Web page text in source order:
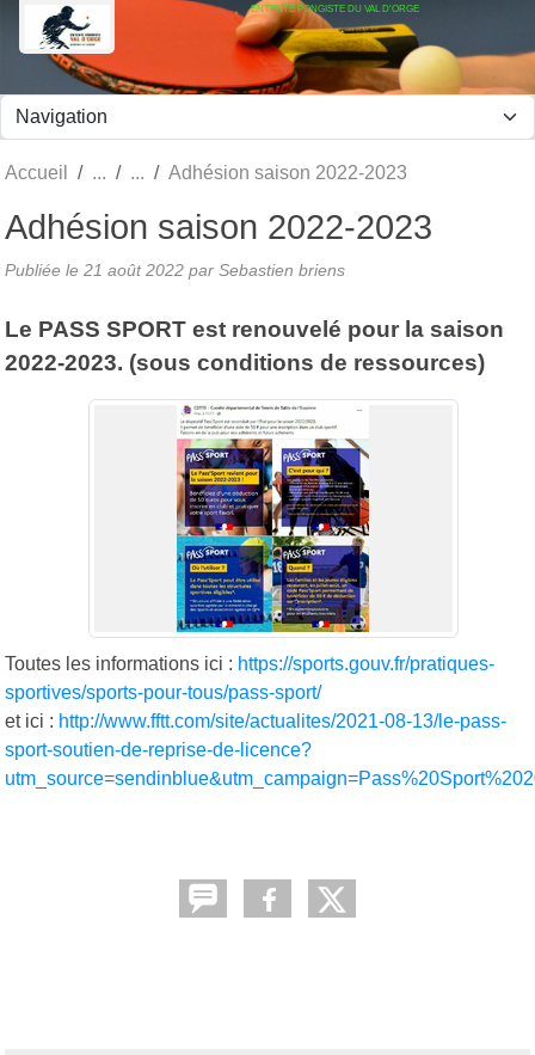
ENTENTE PONGISTE DU VAL D'ORGE
Accueil Adhésion saison 2022-2023
Adhésion saison 2022-2023
Publiée le 21 août 2022 par Sebastien briens
Le PASS SPORT est renouvelé pour la saison
2022-2023. (sous conditions de ressources)
Toutes les informations ici : https://sports.gouv.fr/pratiques-
sportives/sports-pour-tous/pass-sport/
et ici : http://www.fftt.com/site/actualites/2021-08-13/le-pass-
sport-soutien-de-reprise-de-licence?
Panneau de gestion des cookies